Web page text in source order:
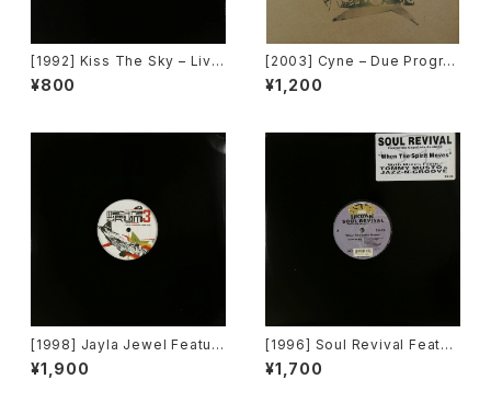
[1992] Kiss The Sky – Livin
g For You / Voodoo Chile /
What Does It Take? / Don't
¥800
[2003] Cyne – Due Progre
ss [Botanica Del Jibaro]
¥1,200
[1998] Jayla Jewel Featuri
ng Grand Puba – I Like Wh
at U Do To Me (Remix) [Str
¥1,900
[1996] Soul Revival Featuri
ng Capathia Jenkins – Whe
n The Spirit Moves [Sub-U
¥1,700